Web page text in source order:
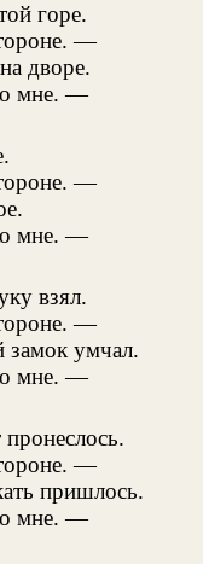
горе.
—
дворе.
мне. —
—
мне. —
взял.
—
замок умчал.
мне. —
—
пришлось.
мне. —